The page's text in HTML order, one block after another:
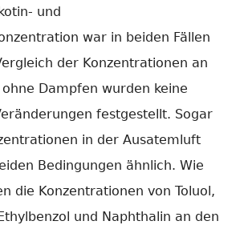
und
war in beiden Fällen
der Konzentrationen an
Dampfen wurden keine
festgestellt. Sogar
in der Ausatemluft
Bedingungen ähnlich. Wie
die Konzentrationen von Toluol,
und Naphthalin an den